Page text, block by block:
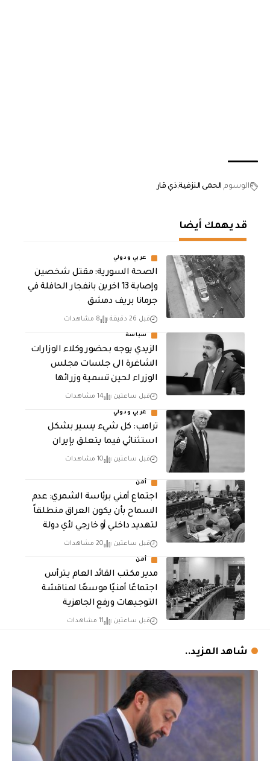
الوسوم الحمى النزفية ذي قار
قد يهمك أيضا
عربي ودولي
الصحة السورية: مقتل شخصين
وإصابة 13 اخرين بانفجار الحافلة في
جرمانا بريف دمشق
قبل 26 دقيقة 8 مشاهدات
سياسة
الزيدي يوجه بحضور وكلاء الوزارات
الشاغرة الى جلسات مجلس
الوزراء لحين تسمية وزرائها
قبل ساعتين 14 مشاهدات
عربي ودولي
ترامب: كل شيء يسير بشكل
استثنائي فيما يتعلق بإيران
قبل ساعتين 10 مشاهدات
أمن
اجتماع أمني برئاسة الشمري: عدم
السماح بأن يكون العراق منطلقاً
لتهديد داخلي أو خارجي لأي دولة
قبل ساعتين 20 مشاهدات
أمن
مدير مكتب القائد العام يترأس
اجتماعًا أمنيًا موسعًا لمناقشة
التوجيهات ورفع الجاهزية
قبل ساعتين 11 مشاهدات
شاهد المزيد..